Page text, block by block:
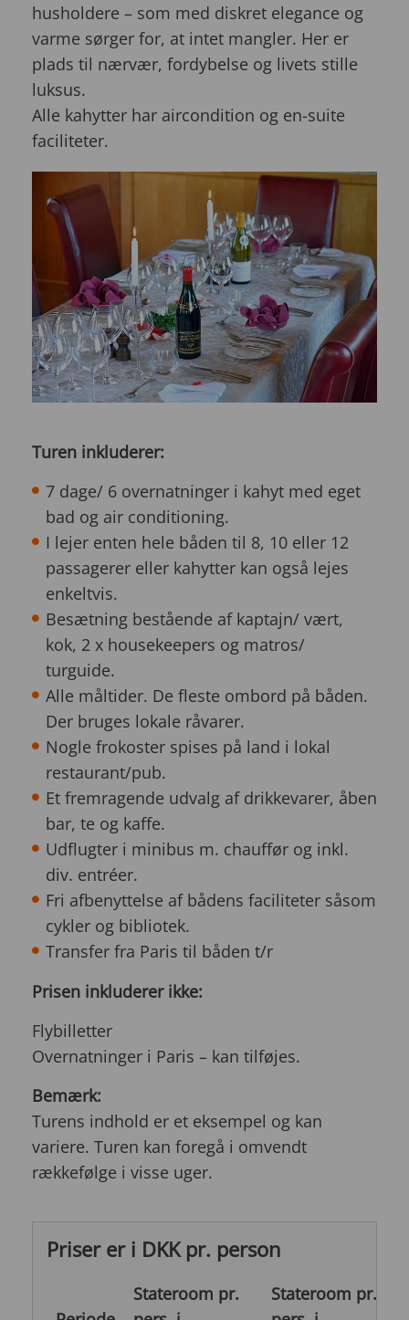
husholdere – som med diskret elegance og
varme sørger for, at intet mangler. Her er
plads til nærvær, fordybelse og livets stille
luksus.
Alle kahytter har aircondition og en-suite
faciliteter.
Turen inkluderer:
7 dage/ 6 overnatninger i kahyt med eget
bad og air conditioning.
I lejer enten hele båden til 8, 10 eller 12
passagerer eller kahytter kan også lejes
enkeltvis.
Besætning bestående af kaptajn/ vært,
kok, 2 x housekeepers og matros/
turguide.
Alle måltider. De fleste ombord på båden.
Der bruges lokale råvarer.
Nogle frokoster spises på land i lokal
restaurant/pub.
Et fremragende udvalg af drikkevarer, åben
bar, te og kaffe.
Udflugter i minibus m. chauffør og inkl.
div. entréer.
Fri afbenyttelse af bådens faciliteter såsom
cykler og bibliotek.
Transfer fra Paris til båden t/r
Prisen inkluderer ikke:
Flybilletter
Overnatninger i Paris – kan tilføjes.
Bemærk:
Turens indhold er et eksempel og kan
variere. Turen kan foregå i omvendt
rækkefølge i visse uger.
Priser er i DKK pr. person
Stateroom pr.
Stateroom pr.